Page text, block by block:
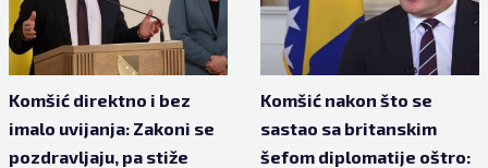
Komšić direktno i bez
imalo uvijanja: Zakoni se
pozdravljaju, pa stiže
Komšić nakon što se
sastao sa britanskim
šefom diplomatije oštro: